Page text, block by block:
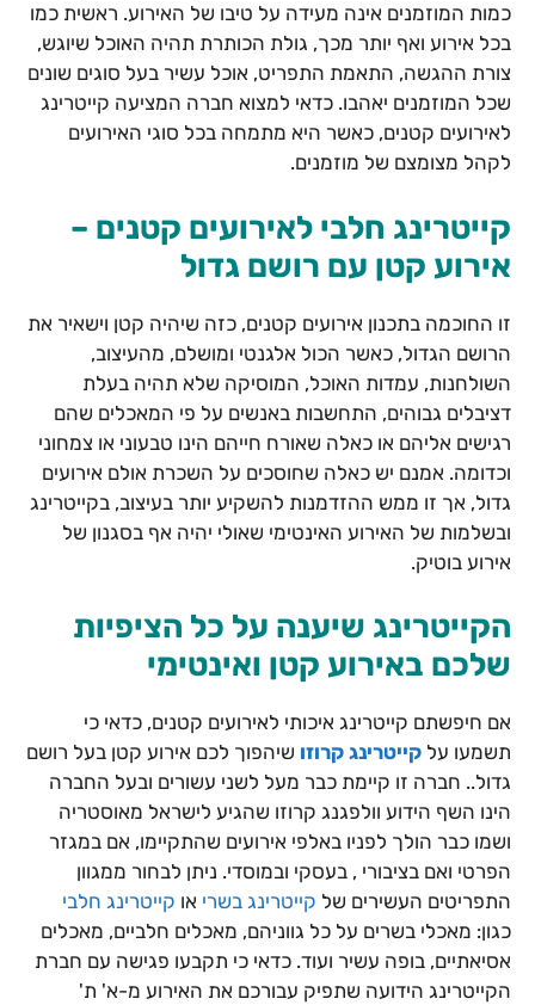
כמות המוזמנים אינה מעידה על טיבו של האירוע. ראשית כמו
בכל אירוע ואף יותר מכך, גולת הכותרת תהיה האוכל שיוגש,
צורת ההגשה, התאמת התפריט, אוכל עשיר בעל סוגים שונים
שכל המוזמנים יאהבו. כדאי למצוא חברה המציעה קייטרינג
לאירועים קטנים, כאשר היא מתמחה בכל סוגי האירועים
לקהל מצומצם של מוזמנים.
קייטרינג חלבי לאירועים קטנים –
אירוע קטן עם רושם גדול
זו החוכמה בתכנון אירועים קטנים, כזה שיהיה קטן וישאיר את
הרושם הגדול, כאשר הכול אלגנטי ומושלם, מהעיצוב,
השולחנות, עמדות האוכל, המוסיקה שלא תהיה בעלת
דציבלים גבוהים, התחשבות באנשים על פי המאכלים שהם
רגישים אליהם או כאלה שאורח חייהם הינו טבעוני או צמחוני
וכדומה. אמנם יש כאלה שחוסכים על השכרת אולם אירועים
גדול, אך זו ממש ההזדמנות להשקיע יותר בעיצוב, בקייטרינג
ובשלמות של האירוע האינטימי שאולי יהיה אף בסגנון של
אירוע בוטיק.
הקייטרינג שיענה על כל הציפיות
שלכם באירוע קטן ואינטימי
אם חיפשתם קייטרינג איכותי לאירועים קטנים, כדאי כי
תשמעו על קייטרינג קרוזו שיהפוך לכם אירוע קטן בעל רושם
גדול.. חברה זו קיימת כבר מעל לשני עשורים ובעל החברה
הינו השף הידוע וולפגנג קרוזו שהגיע לישראל מאוסטריה
ושמו כבר הולך לפניו באלפי אירועים שהתקיימו, אם במגזר
הפרטי ואם בציבורי , בעסקי ובמוסדי. ניתן לבחור ממגוון
התפריטים העשירים של קייטרינג בשרי או קייטרינג חלבי
כגון: מאכלי בשרים על כל גווניהם, מאכלים חלביים, מאכלים
אסיאתיים, בופה עשיר ועוד. כדאי כי תקבעו פגישה עם חברת
הקייטרינג הידועה שתפיק עבורכם את האירוע מ-א' ת'